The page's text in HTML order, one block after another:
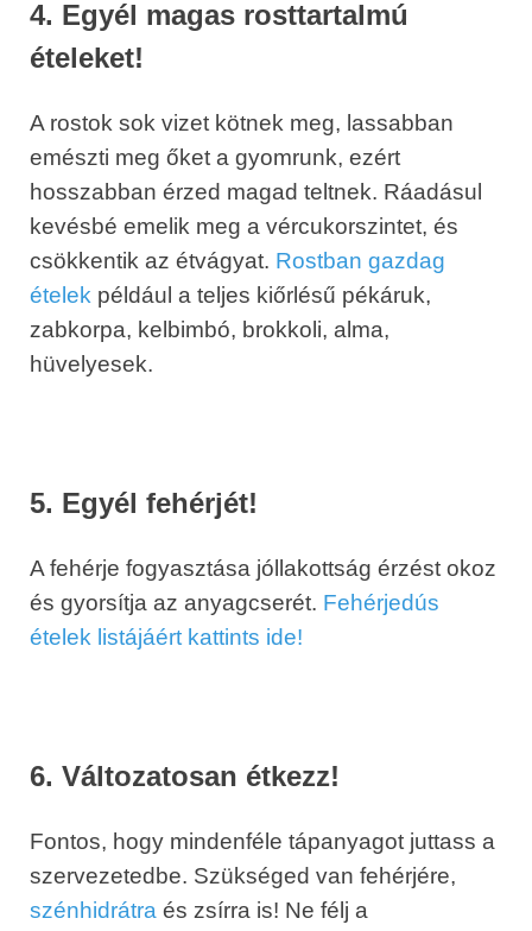
4. Egyél magas rosttartalmú
ételeket!
A rostok sok vizet kötnek meg, lassabban
emészti meg őket a gyomrunk, ezért
hosszabban érzed magad teltnek. Ráadásul
kevésbé emelik meg a vércukorszintet, és
csökkentik az étvágyat. Rostban gazdag
ételek például a teljes kiőrlésű pékáruk,
zabkorpa, kelbimbó, brokkoli, alma,
hüvelyesek.
5. Egyél fehérjét!
A fehérje fogyasztása jóllakottság érzést okoz
és gyorsítja az anyagcserét. Fehérjedús
ételek listájáért kattints ide!
6. Változatosan étkezz!
Fontos, hogy mindenféle tápanyagot juttass a
szervezetedbe. Szükséged van fehérjére,
szénhidrátra és zsírra is! Ne félj a